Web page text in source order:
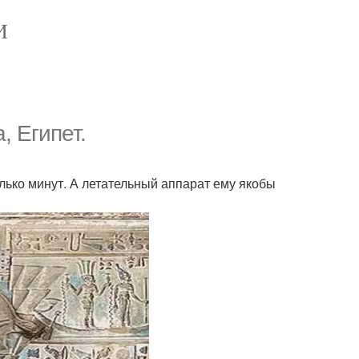
Египет.
минут. А летательный аппарат ему якобы